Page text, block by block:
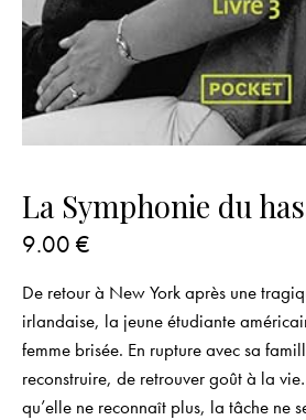
La Symphonie du
9.00 €
De retour à New York après une
irlandaise, la jeune étudiante
femme brisée. En rupture avec sa
reconstruire, de retrouver goût à la
qu’elle ne reconnaît plus, la tâche ne